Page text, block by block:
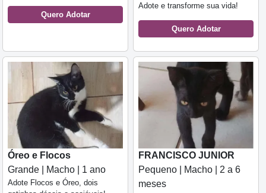
Quero Adotar
Adote e transforme sua vida!
Quero Adotar
Óreo e Flocos
Grande | Macho | 1 ano
Adote Flocos e Óreo, dois
FRANCISCO JUNIOR
Pequeno | Macho | 2 a 6
meses